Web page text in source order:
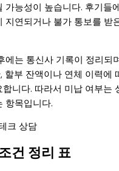
가능성이 높습니다. 후기들
지연되거나 불가 통보를 받
에는 통신사 기록이 정리되
할부 잔액이나 연체 이력에
합니다. 따라서 미납 여부는
항목입니다.
건 정리 표